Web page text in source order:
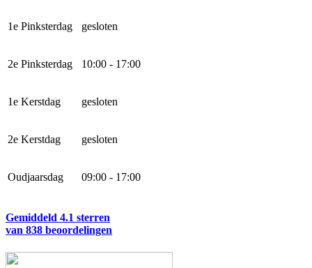
1e Pinksterdag gesloten
2e Pinksterdag 10:00 - 17:00
1e Kerstdag gesloten
2e Kerstdag gesloten
Oudjaarsdag 09:00 - 17:00
Gemiddeld 4.1 sterren
van 838 beoordelingen